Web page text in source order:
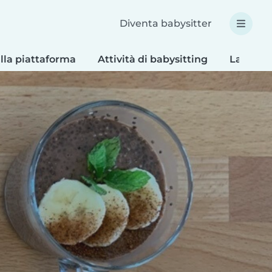
Diventa babysitter
piattaforma Attività di babysitting